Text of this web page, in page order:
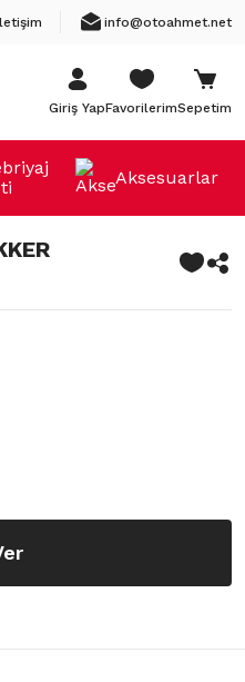
info@otoahmet.net
Giriş YapFavorilerimSepetim
Aksesuarlar